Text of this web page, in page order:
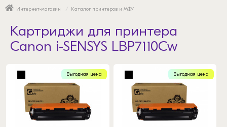
Интернет-магазин Каталог принтеров и МФУ
Картриджи для принтера
Canon i-SENSYS LBP7110Cw
Выгодная цена Выгодная цена